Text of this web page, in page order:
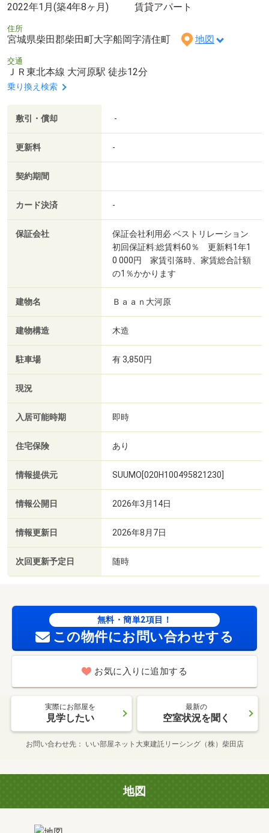
2022年1月(築4年8ヶ月) 賃貸アパート
住所
宮城県柴田郡柴田町大字船岡字清住町 地図
交通
ＪＲ東北本線 大河原駅 徒歩12分
乗り換え検索
敷引・償却 -
更新料 -
契約期間
カード決済 -
保証会社
保証会社利用必 ベストリレーション
初回保証料:総賃料60％ 更新料1年1
0 000円 家賃引落時、家賃総合計額
の1％かかります
建物名 Ｂａａｎ大河原
建物構造 木造
駐車場 有 3,850円
現況
入居可能時期 即時
住宅保険 あり
情報提供元 SUUMO[020H100495821230]
情報公開日 2026年3月14日
情報更新日 2026年8月7日
次回更新予定日 随時
無料・簡単2項目！
この物件にお問い合わせする
お気に入りに追加する
実際にお部屋を
見学したい
最新の
空室状況を聞く
お問い合わせ先 いい部屋ネット大東建託リーシング（株）柴田店
地図